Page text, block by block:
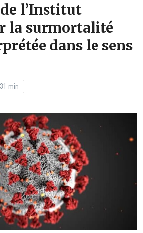
l’Institut
la surmortalité
dans le sens
min